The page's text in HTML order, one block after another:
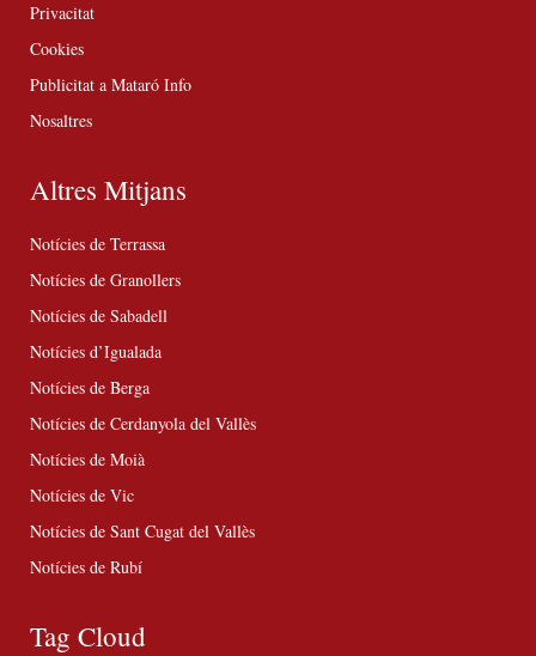
Privacitat
Cookies
Publicitat a Mataró Info
Nosaltres
Altres Mitjans
Notícies de Terrassa
Notícies de Granollers
Notícies de Sabadell
Notícies d’Igualada
Notícies de Berga
Notícies de Cerdanyola del Vallès
Notícies de Moià
Notícies de Vic
Notícies de Sant Cugat del Vallès
Notícies de Rubí
Tag Cloud